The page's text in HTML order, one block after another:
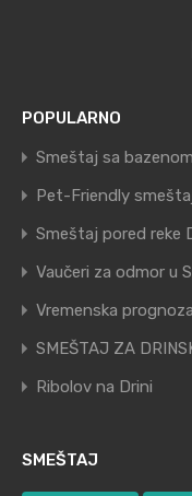
POPULARNO
Smeštaj sa bazenom
Pet-Friendly
Smeštaj pored reke
Vaučeri za odmor u
Vremenska
SMEŠTAJ ZA
Ribolov na Drini
SMEŠTAJ